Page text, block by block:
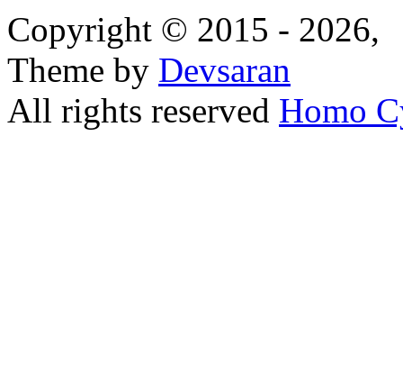
Copyright © 2015 - 2026,
Theme by Devsaran
All rights reserved Homo